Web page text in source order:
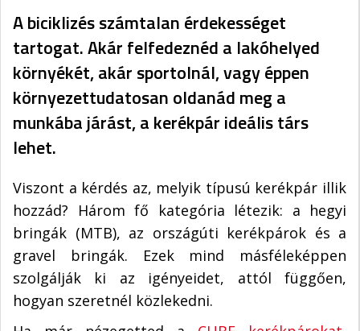
A biciklizés számtalan érdekességet
tartogat. Akár felfedeznéd a lakóhelyed
környékét, akár sportolnál, vagy éppen
környezettudatosan oldanád meg a
munkába járást, a kerékpár ideális társ
lehet.
Viszont a kérdés az, melyik típusú kerékpár illik
hozzád? Három fő kategória létezik: a hegyi
bringák (MTB), az országúti kerékpárok és a
gravel bringák. Ezek mind másféleképpen
szolgálják ki az igényeidet, attól függően,
hogyan szeretnél közlekedni.